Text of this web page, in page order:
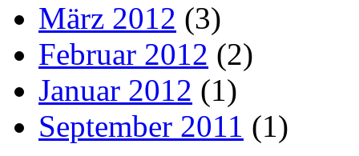
März 2012 (3)
Februar 2012 (2)
Januar 2012 (1)
September 2011 (1)